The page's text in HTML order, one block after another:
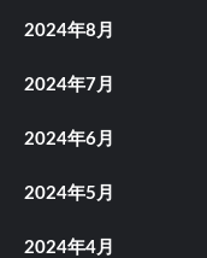
2024年8月
2024年7月
2024年6月
2024年5月
2024年4月